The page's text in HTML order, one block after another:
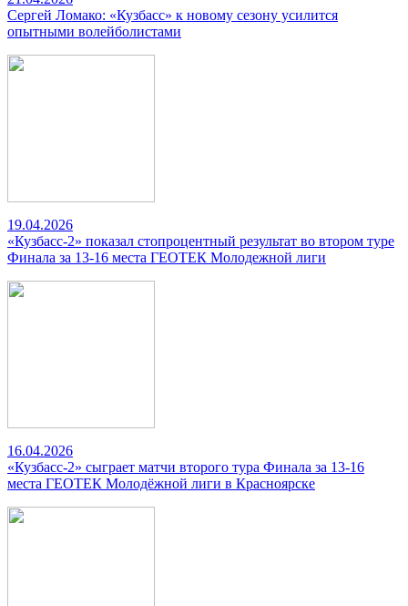
Сергей Ломако: «Кузбасс» к новому сезону усилится
опытными волейболистами
19.04.2026
«Кузбасс-2» показал стопроцентный результат во втором туре
Финала за 13-16 места ГЕОТЕК Молодежной лиги
16.04.2026
«Кузбасс-2» сыграет матчи второго тура Финала за 13-16
места ГЕОТЕК Молодёжной лиги в Красноярске